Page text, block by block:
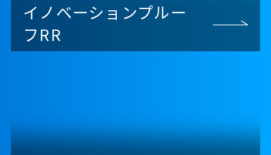
イノベーションプルー
フRR